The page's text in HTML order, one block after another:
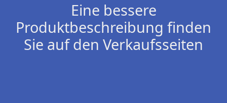
Eine bessere
Produktbeschreibung finden
Sie auf den Verkaufsseiten